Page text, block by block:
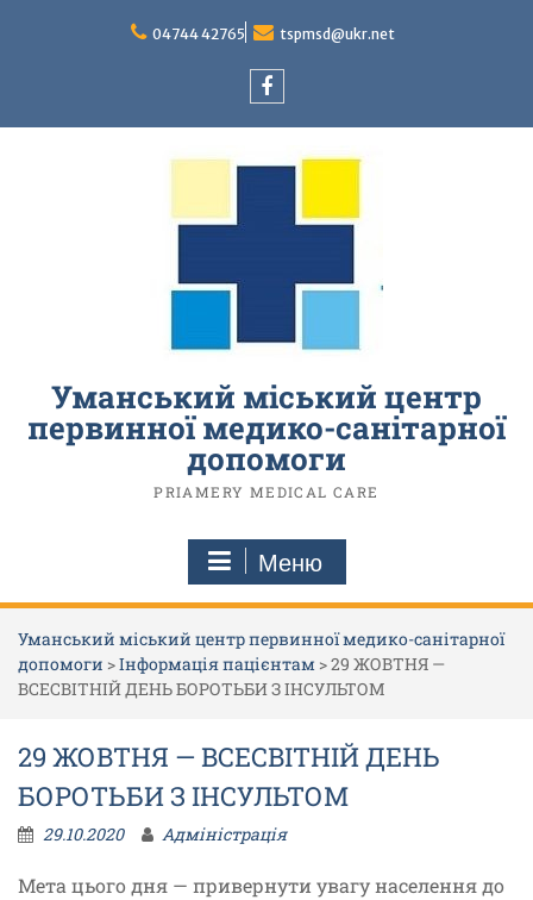
04744 42765 tspmsd@ukr.net
Уманський міський центр
первинної медико-санітарної
допомоги
PRIAMERY MEDICAL CARE
Меню
Уманський міський центр первинної медико-санітарної
допомоги >Інформація пацієнтам >29 ЖОВТНЯ —
ВСЕСВІТНІЙ ДЕНЬ БОРОТЬБИ З ІНСУЛЬТОМ
29 ЖОВТНЯ — ВСЕСВІТНІЙ ДЕНЬ
БОРОТЬБИ З ІНСУЛЬТОМ
29.10.2020 Адміністрація
Мета цього дня — привернути увагу населення до